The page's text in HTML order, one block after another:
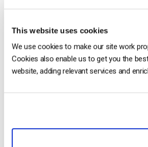
This website uses cookies
We use cookies to make our site work
Cookies also enable us to get you the
website, adding relevant services and
actualidad y es compatible con iOS,
etc.
HTML5
HTML5 es un lenguaje de marcado
compatibilidad entre plataformas y